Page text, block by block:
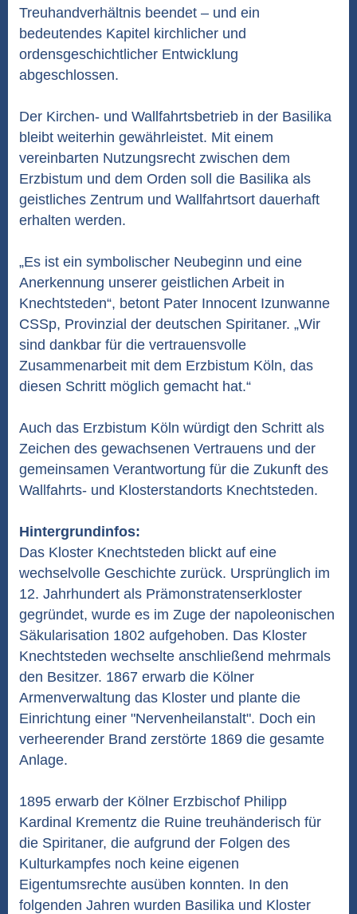
Treuhandverhältnis beendet – und ein
bedeutendes Kapitel kirchlicher und
ordensgeschichtlicher Entwicklung
abgeschlossen.
Der Kirchen- und Wallfahrtsbetrieb in der Basilika
bleibt weiterhin gewährleistet. Mit einem
vereinbarten Nutzungsrecht zwischen dem
Erzbistum und dem Orden soll die Basilika als
geistliches Zentrum und Wallfahrtsort dauerhaft
erhalten werden.
„Es ist ein symbolischer Neubeginn und eine
Anerkennung unserer geistlichen Arbeit in
Knechtsteden“, betont Pater Innocent Izunwanne
CSSp, Provinzial der deutschen Spiritaner. „Wir
sind dankbar für die vertrauensvolle
Zusammenarbeit mit dem Erzbistum Köln, das
diesen Schritt möglich gemacht hat.“
Auch das Erzbistum Köln würdigt den Schritt als
Zeichen des gewachsenen Vertrauens und der
gemeinsamen Verantwortung für die Zukunft des
Wallfahrts- und Klosterstandorts Knechtsteden.
Hintergrundinfos:
Das Kloster Knechtsteden blickt auf eine
wechselvolle Geschichte zurück. Ursprünglich im
12. Jahrhundert als Prämonstratenserkloster
gegründet, wurde es im Zuge der napoleonischen
Säkularisation 1802 aufgehoben. Das Kloster
Knechtsteden wechselte anschließend mehrmals
den Besitzer. 1867 erwarb die Kölner
Armenverwaltung das Kloster und plante die
Einrichtung einer "Nervenheilanstalt". Doch ein
verheerender Brand zerstörte 1869 die gesamte
Anlage.
1895 erwarb der Kölner Erzbischof Philipp
Kardinal Krementz die Ruine treuhänderisch für
die Spiritaner, die aufgrund der Folgen des
Kulturkampfes noch keine eigenen
Eigentumsrechte ausüben konnten. In den
folgenden Jahren wurden Basilika und Kloster